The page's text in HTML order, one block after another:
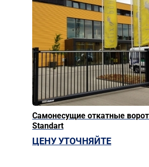
Самонесущие откатные
Standart
ЦЕНУ УТОЧНЯЙТЕ